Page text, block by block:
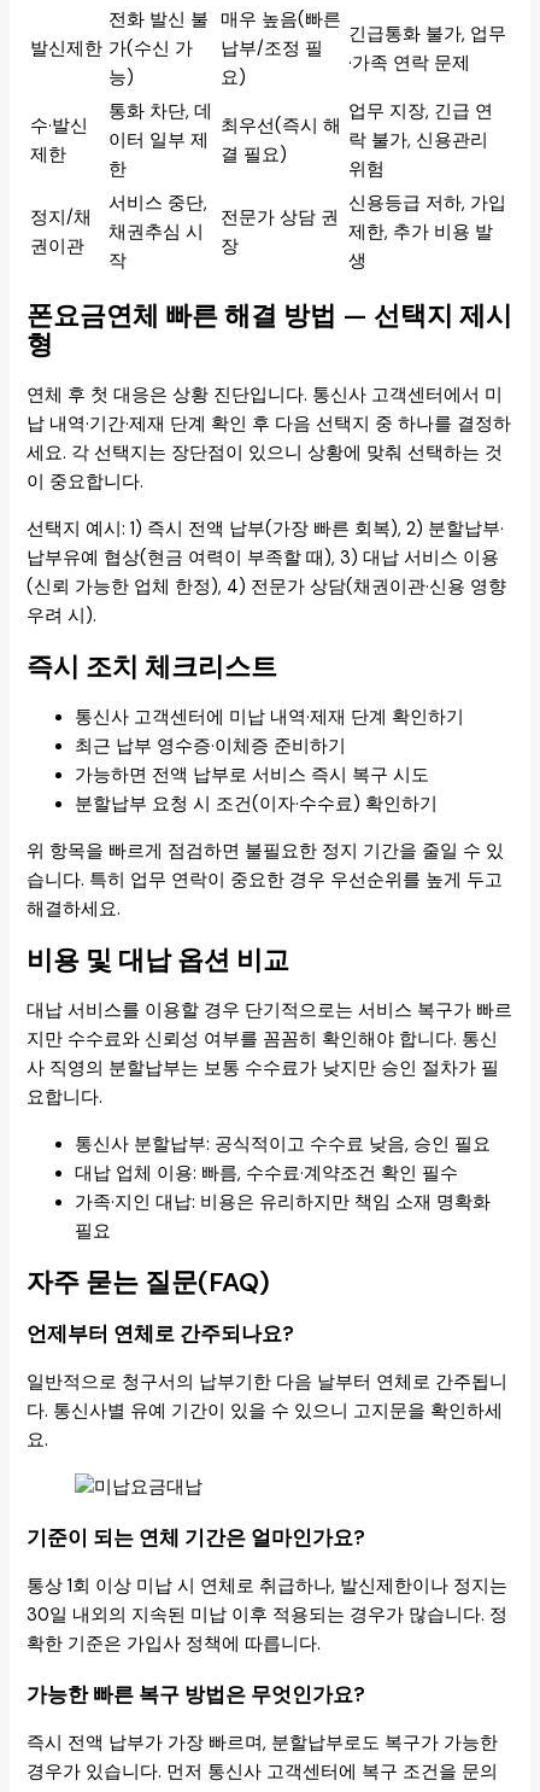
발신제한
전화 발신 불
가(수신 가
능)
매우 높음(빠른
납부/조정 필
요)
긴급통화 불가, 업무
·가족 연락 문제
수·발신
제한
통화 차단, 데
이터 일부 제
한
최우선(즉시 해
결 필요)
업무 지장, 긴급 연
락 불가, 신용관리
위험
정지/채
권이관
서비스 중단,
채권추심 시
작
전문가 상담 권
장
신용등급 저하, 가입
제한, 추가 비용 발
생
폰요금연체 빠른 해결 방법 — 선택지 제시
형
연체 후 첫 대응은 상황 진단입니다. 통신사 고객센터에서 미
납 내역·기간·제재 단계 확인 후 다음 선택지 중 하나를 결정하
세요. 각 선택지는 장단점이 있으니 상황에 맞춰 선택하는 것
이 중요합니다.
선택지 예시: 1) 즉시 전액 납부(가장 빠른 회복), 2) 분할납부·
납부유예 협상(현금 여력이 부족할 때), 3) 대납 서비스 이용
(신뢰 가능한 업체 한정), 4) 전문가 상담(채권이관·신용 영향
우려 시).
즉시 조치 체크리스트
통신사 고객센터에 미납 내역·제재 단계 확인하기
최근 납부 영수증·이체증 준비하기
가능하면 전액 납부로 서비스 즉시 복구 시도
분할납부 요청 시 조건(이자·수수료) 확인하기
위 항목을 빠르게 점검하면 불필요한 정지 기간을 줄일 수 있
습니다. 특히 업무 연락이 중요한 경우 우선순위를 높게 두고
해결하세요.
비용 및 대납 옵션 비교
대납 서비스를 이용할 경우 단기적으로는 서비스 복구가 빠르
지만 수수료와 신뢰성 여부를 꼼꼼히 확인해야 합니다. 통신
사 직영의 분할납부는 보통 수수료가 낮지만 승인 절차가 필
요합니다.
통신사 분할납부: 공식적이고 수수료 낮음, 승인 필요
대납 업체 이용: 빠름, 수수료·계약조건 확인 필수
가족·지인 대납: 비용은 유리하지만 책임 소재 명확화
필요
자주 묻는 질문(FAQ)
언제부터 연체로 간주되나요?
일반적으로 청구서의 납부기한 다음 날부터 연체로 간주됩니
다. 통신사별 유예 기간이 있을 수 있으니 고지문을 확인하세
요.
기준이 되는 연체 기간은 얼마인가요?
통상 1회 이상 미납 시 연체로 취급하나, 발신제한이나 정지는
30일 내외의 지속된 미납 이후 적용되는 경우가 많습니다. 정
확한 기준은 가입사 정책에 따릅니다.
가능한 빠른 복구 방법은 무엇인가요?
즉시 전액 납부가 가장 빠르며, 분할납부로도 복구가 가능한
경우가 있습니다. 먼저 통신사 고객센터에 복구 조건을 문의